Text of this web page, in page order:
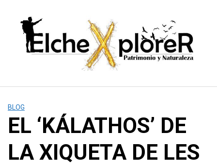
contenido
BLOG
EL ‘KÁLATHOS’ DE
LA XIQUETA DE LES